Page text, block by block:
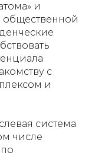
и
с
и
система
числе